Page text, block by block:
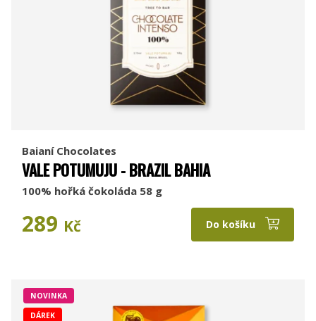
Baianí Chocolates
VALE POTUMUJU - BRAZIL BAHIA
100% hořká čokoláda 58 g
289 Kč Do košíku
NOVINKA
DÁREK